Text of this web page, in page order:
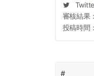
審核結果
投稿時間：
#